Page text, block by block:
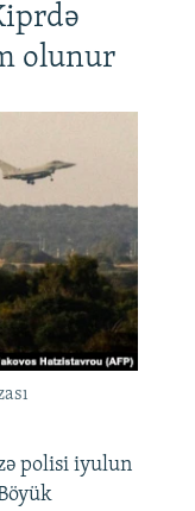
olunur
polisi iyulun